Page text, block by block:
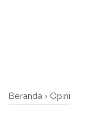
Beranda › Opini